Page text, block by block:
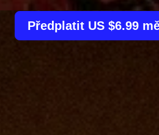
Předplatit US $6.99